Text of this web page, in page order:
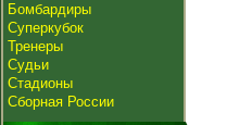
Бомбардиры
Суперкубок
Тренеры
Судьи
Стадионы
Сборная России